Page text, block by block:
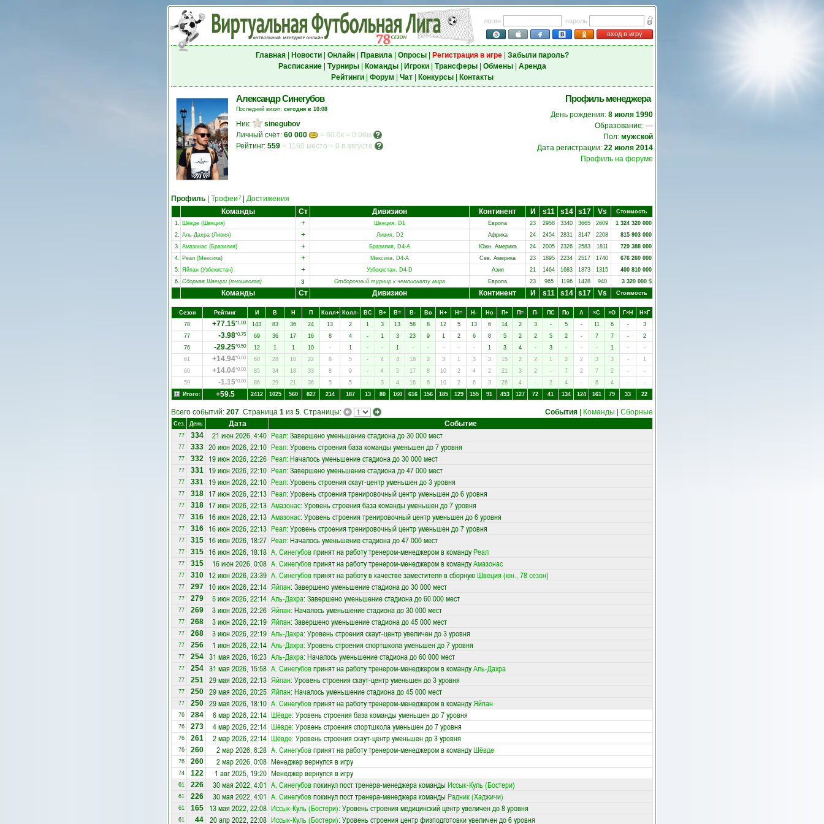
логин
пароль
вход в игру
Главная| Новости| Онлайн| Правила| Опросы| Регистрация в игре| Забыли пароль?
Расписание| Турниры| Команды| Игроки| Трансферы| Обмены| Аренда
Рейтинги| Форум Чат| Конкурсы| Контакты
Александр Синегубов
Последний визит: сегодня в 10:08
Ник:
sinegubov
Личный счёт: 60 000
= 60.0к = 0.06м
Рейтинг: 559 = 1160 место = 0 в августе
Профиль менеджера
День рождения: 8 июля 1990
Образование: ---
Пол: мужской
Дата регистрации: 22 июля 2014
Профиль на форуме
Профиль Трофеи 7
Достижения
Команды
Ст Дивизион Континент И s11 s14 s17 Vs
Стоимость
1. Шёвде (Швеция) + Швеция, D1 Европа 23 2958 3340 3665 2609
1 324 320 000
2. Аль-Дахра (Ливия) + Ливия, D2 Африка 24 2454 2831 3147 2208
815 903 000
3. Амазонас (Бразилия) + Бразилия, D4-A Южн. Америка 24 2005 2326 2583 1811
729 388 000
4. Реал (Мексика) + Мексика, D4-A Сев. Америка 23 1895 2234 2517 1740
676 260 000
5. Яйпан (Узбекистан) + Узбекистан, D4-D Азия 21 1464 1683 1873 1315
400 810 000
6. Сборная Швеции (юношеская) з Отборочный турнир к чемпионату мира Европа 23 965 1196 1428 940 3 320 000 $
Команды Ст Дивизион Континент И s11 s14 s17 Vs Стоимость
Сезон Рейтинг И В Н П Колл+ Колл- ВC В+ В= В- Вo Н+ Н= Н- Нo П+ П= П- ПC Пo А ×C ×O Г×Н
Н×Г
78
+77.15*1.00 143 83 36 24 13 2 1 3 13 58 8 12 5 13 6 14 2 3 - 5 - 11 6 -
3
77
-3.98*0.75 69 36 17 16 8 4 - 1 3 23 9 1 2 6 8 5 2 2 5 2 - 7 7 -
2
76
-29.25*0.50 12 1 1 10 - 1 - - 1 - - - - - 1 3 4 - 3 - - - 1 -
-
61
+14.94*0.00 60 28 10 22 8 5 - 4 4 18 2 3 1 3 3 15 2 2 1 2 2 3 3 -
1
60
+14.04*0.00 85 34 18 33 8 9 - 4 5 17 8 10 2 4 2 21 3 2 - 7 2 7 2 -
-
59
-1.15*0.00 86 29 21 36 5 5 - 3 4 16 6 10 2 6 3 26 4 - 2 4 - 6 4 -
-
Итого:
+59.5 2412 1025 560 827 214 187 13 80 160 616 156 185 129 155 91 453 127 72 41 134 124 161 79 33 22
Всего событий: 207. Страница 1 из 5. Страницы: События Команды Сборные
Сез. День Дата Событие
77 334 21 июн 2026, 4:40 Реал: Завершено уменьшение стадиона до 30 000 мест
77 333 20 июн 2026, 22:10 Реал: Уровень строения база команды уменьшен до 7 уровня
77 332 19 июн 2026, 22:26 Реал: Началось уменьшение стадиона до 30 000 мест
77 331 19 июн 2026, 22:10 Реал: Завершено уменьшение стадиона до 47 000 мест
77 331 19 июн 2026, 22:10 Реал: Уровень строения скаут-центр уменьшен до 3 уровня
77 318 17 июн 2026, 22:13 Реал: Уровень строения тренировочный центр уменьшен до 6 уровня
77 318 17 июн 2026, 22:13 Амазонас: Уровень строения база команды уменьшен до 7 уровня
77 316 16 июн 2026, 22:13 Амазонас: Уровень строения тренировочный центр уменьшен до 6 уровня
77 316 16 июн 2026, 22:13 Реал: Уровень строения тренировочный центр уменьшен до 7 уровня
77 315 16 июн 2026, 18:27 Реал: Началось уменьшение стадиона до 47 000 мест
77 315 16 июн 2026, 18:18 А. Синегубовпринят на работу тренером-менеджером в командуРеал
77 315 16 июн 2026, 0:08 А. Синегубовпринят на работу тренером-менеджером в командуАмазонас
77 310 12 июн 2026, 23:39 А. Синегубовпринят на работу в качестве заместителя в сборнуюШвеция (юн., 78 сезон)
77 297 10 июн 2026, 22:14 Яйпан: Завершено уменьшение стадиона до 30 000 мест
77 279 5 июн 2026, 22:14 Аль-Дахра: Завершено уменьшение стадиона до 60 000 мест
77 269 3 июн 2026, 22:26 Яйпан: Началось уменьшение стадиона до 30 000 мест
77 268 3 июн 2026, 22:19 Яйпан: Завершено уменьшение стадиона до 45 000 мест
77 268 3 июн 2026, 22:19 Аль-Дахра: Уровень строения скаут-центр увеличен до 3 уровня
77 256 1 июн 2026, 22:14 Аль-Дахра: Уровень строения спортшкола уменьшен до 7 уровня
77 254 31 мая 2026, 16:23 Аль-Дахра: Началось уменьшение стадиона до 60 000 мест
77 254 31 мая 2026, 15:58 А. Синегубовпринят на работу тренером-менеджером в командуАль-Дахра
77 251 29 мая 2026, 22:13 Яйпан: Уровень строения скаут-центр уменьшен до 3 уровня
77 250 29 мая 2026, 20:25 Яйпан: Началось уменьшение стадиона до 45 000 мест
77 250 29 мая 2026, 18:10 А. Синегубовпринят на работу тренером-менеджером в командуЯйпан
76 284 6 мар 2026, 22:14 Шёвде: Уровень строения база команды уменьшен до 7 уровня
76 273 4 мар 2026, 22:14 Шёвде: Уровень строения спортшкола уменьшен до 7 уровня
76 261 2 мар 2026, 22:14 Шёвде: Уровень строения скаут-центр уменьшен до 3 уровня
76 260 2 мар 2026, 6:28 А. Синегубовпринят на работу тренером-менеджером в командуШёвде
76 260 2 мар 2026, 0:08 Менеджер вернулся в игру
74 122 1 авг 2025, 19:20 Менеджер вернулся в игру
61 226 30 мая 2022, 4:01 А. Синегубовпокинул пост тренера-менеджера команды Иссык-Куль (Бостери)
61 226 30 мая 2022, 4:01 А. Синегубовпокинул пост тренера-менеджера команды Радник (Хаджичи)
61 165 13 мая 2022, 22:08 Иссык-Куль (Бостери): Уровень строения медицинский центр увеличен до 8 уровня
61 44 20 апр 2022, 22:08 Иссык-Куль (Бостери): Уровень строения центр физподготовки увеличен до 6 уровня